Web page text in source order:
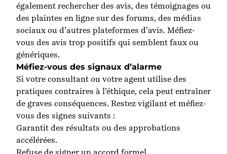
également rechercher des avis, des témoignages ou
des plaintes en ligne sur des forums, des médias
sociaux ou d’autres plateformes d’avis. Méfiez-
vous des avis trop positifs qui semblent faux ou
génériques.
Méfiez-vous des signaux d’alarme
Si votre consultant ou votre agent utilise des
pratiques contraires à l’éthique, cela peut entraîner
de graves conséquences. Restez vigilant et méfiez-
vous des signes suivants :
Garantit des résultats ou des approbations
accélérées.